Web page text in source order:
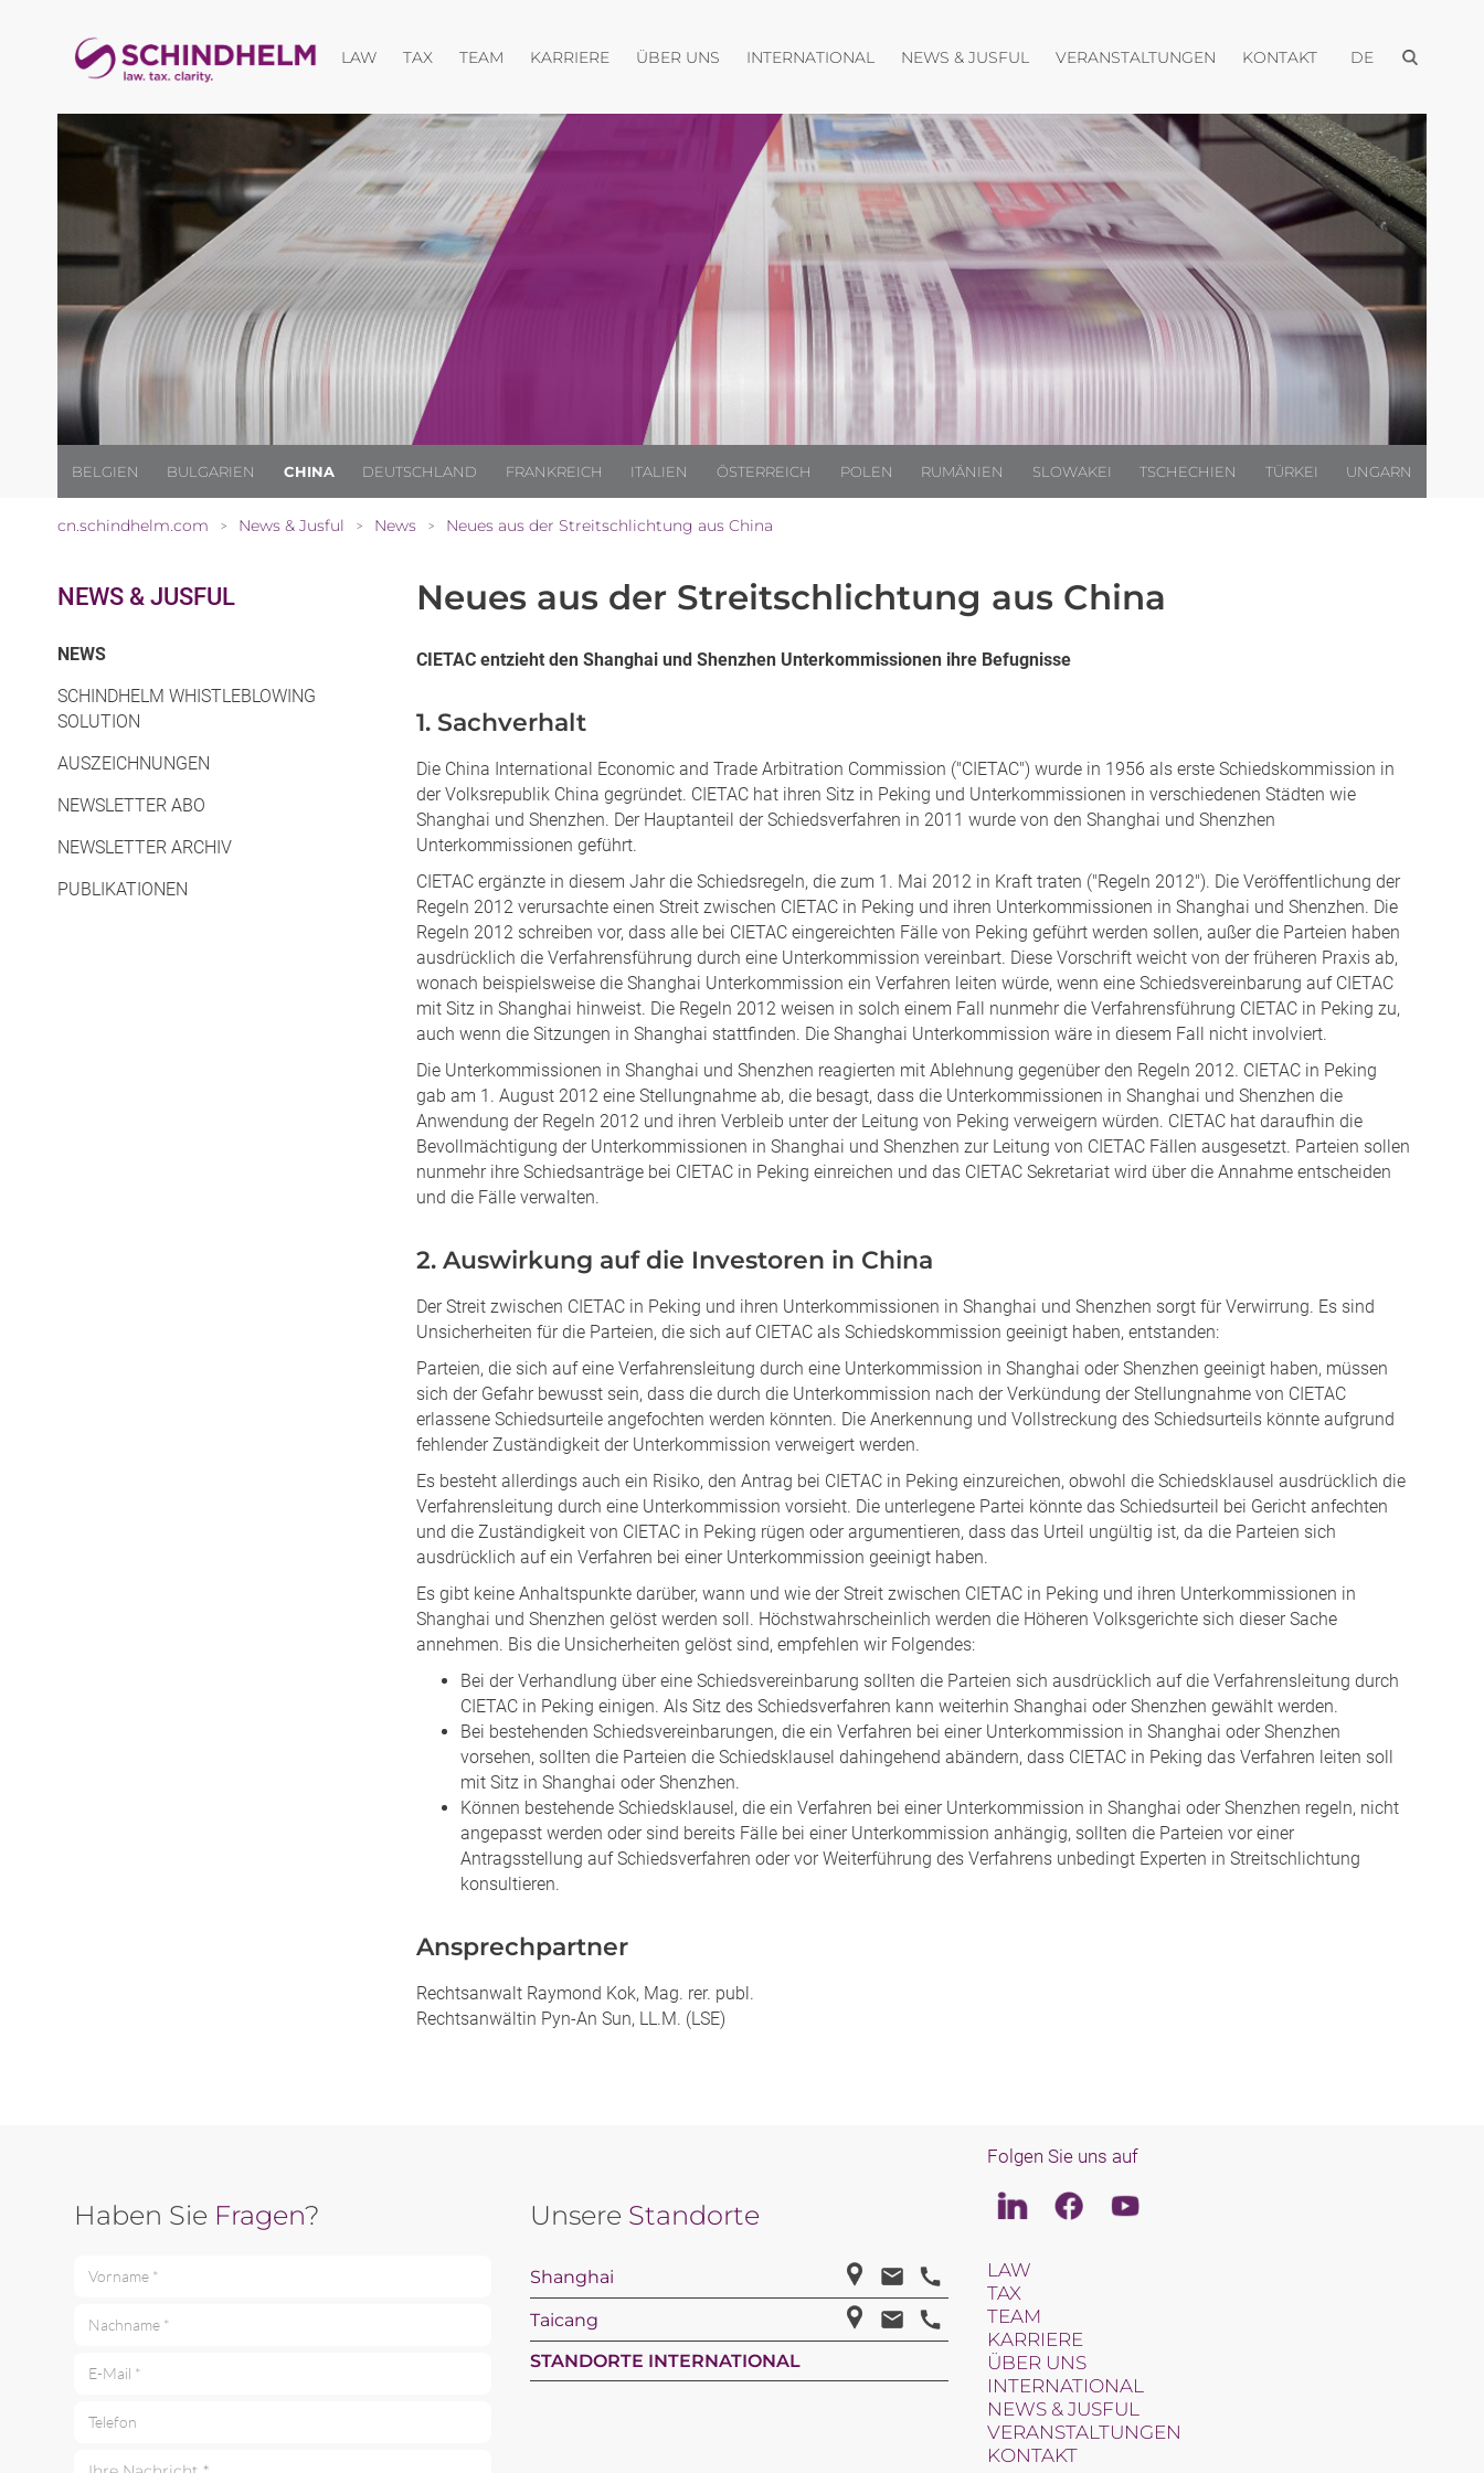
LAWMenü öffnen
TAX TEAM KARRIEREMenü öffnen
ÜBER UNS Menü öffnen
INTERNATIONAL Menü öffnen
NEWS & JUSFUL Menü öffnen
VERANSTALTUNGEN Menü öffnen
KONTAKTMenü öffnen
DE Menü öffnen
BELGIEN BULGARIEN CHINA DEUTSCHLAND FRANKREICH ITALIEN ÖSTERREICH POLEN RUMÄNIEN SLOWAKEI TSCHECHIEN TÜRKEI UNGARN
cn.schindhelm.com > News & Jusful > News > Neues aus der Streitschlichtung aus China
NEWS & JUSFUL
NEWS(CURRENT)
SCHINDHELM WHISTLEBLOWING
SOLUTION
AUSZEICHNUNGEN
NEWSLETTER ABO
NEWSLETTER ARCHIV
PUBLIKATIONEN
Neues aus der Streitschlichtung aus China
CIETAC entzieht den Shanghai und Shenzhen Unterkommissionen ihre Befugnisse
1. Sachverhalt
Die China International Economic and Trade Arbitration Commission ("CIETAC") wurde in 1956 als erste Schiedskommission in
der Volksrepublik China gegründet. CIETAC hat ihren Sitz in Peking und Unterkommissionen in verschiedenen Städten wie
Shanghai und Shenzhen. Der Hauptanteil der Schiedsverfahren in 2011 wurde von den Shanghai und Shenzhen
Unterkommissionen geführt.
CIETAC ergänzte in diesem Jahr die Schiedsregeln, die zum 1. Mai 2012 in Kraft traten ("Regeln 2012"). Die Veröffentlichung der
Regeln 2012 verursachte einen Streit zwischen CIETAC in Peking und ihren Unterkommissionen in Shanghai und Shenzhen. Die
Regeln 2012 schreiben vor, dass alle bei CIETAC eingereichten Fälle von Peking geführt werden sollen, außer die Parteien haben
ausdrücklich die Verfahrensführung durch eine Unterkommission vereinbart. Diese Vorschrift weicht von der früheren Praxis ab,
wonach beispielsweise die Shanghai Unterkommission ein Verfahren leiten würde, wenn eine Schiedsvereinbarung auf CIETAC
mit Sitz in Shanghai hinweist. Die Regeln 2012 weisen in solch einem Fall nunmehr die Verfahrensführung CIETAC in Peking zu,
auch wenn die Sitzungen in Shanghai stattfinden. Die Shanghai Unterkommission wäre in diesem Fall nicht involviert.
Die Unterkommissionen in Shanghai und Shenzhen reagierten mit Ablehnung gegenüber den Regeln 2012. CIETAC in Peking
gab am 1. August 2012 eine Stellungnahme ab, die besagt, dass die Unterkommissionen in Shanghai und Shenzhen die
Anwendung der Regeln 2012 und ihren Verbleib unter der Leitung von Peking verweigern würden. CIETAC hat daraufhin die
Bevollmächtigung der Unterkommissionen in Shanghai und Shenzhen zur Leitung von CIETAC Fällen ausgesetzt. Parteien sollen
nunmehr ihre Schiedsanträge bei CIETAC in Peking einreichen und das CIETAC Sekretariat wird über die Annahme entscheiden
und die Fälle verwalten.
2. Auswirkung auf die Investoren in China
Der Streit zwischen CIETAC in Peking und ihren Unterkommissionen in Shanghai und Shenzhen sorgt für Verwirrung. Es sind
Unsicherheiten für die Parteien, die sich auf CIETAC als Schiedskommission geeinigt haben, entstanden:
Parteien, die sich auf eine Verfahrensleitung durch eine Unterkommission in Shanghai oder Shenzhen geeinigt haben, müssen
sich der Gefahr bewusst sein, dass die durch die Unterkommission nach der Verkündung der Stellungnahme von CIETAC
erlassene Schiedsurteile angefochten werden könnten. Die Anerkennung und Vollstreckung des Schiedsurteils könnte aufgrund
fehlender Zuständigkeit der Unterkommission verweigert werden.
Es besteht allerdings auch ein Risiko, den Antrag bei CIETAC in Peking einzureichen, obwohl die Schiedsklausel ausdrücklich die
Verfahrensleitung durch eine Unterkommission vorsieht. Die unterlegene Partei könnte das Schiedsurteil bei Gericht anfechten
und die Zuständigkeit von CIETAC in Peking rügen oder argumentieren, dass das Urteil ungültig ist, da die Parteien sich
ausdrücklich auf ein Verfahren bei einer Unterkommission geeinigt haben.
Es gibt keine Anhaltspunkte darüber, wann und wie der Streit zwischen CIETAC in Peking und ihren Unterkommissionen in
Shanghai und Shenzhen gelöst werden soll. Höchstwahrscheinlich werden die Höheren Volksgerichte sich dieser Sache
annehmen. Bis die Unsicherheiten gelöst sind, empfehlen wir Folgendes:
Bei der Verhandlung über eine Schiedsvereinbarung sollten die Parteien sich ausdrücklich auf die Verfahrensleitung durch
CIETAC in Peking einigen. Als Sitz des Schiedsverfahren kann weiterhin Shanghai oder Shenzhen gewählt werden.
Bei bestehenden Schiedsvereinbarungen, die ein Verfahren bei einer Unterkommission in Shanghai oder Shenzhen
vorsehen, sollten die Parteien die Schiedsklausel dahingehend abändern, dass CIETAC in Peking das Verfahren leiten soll
mit Sitz in Shanghai oder Shenzhen.
Können bestehende Schiedsklausel, die ein Verfahren bei einer Unterkommission in Shanghai oder Shenzhen regeln, nicht
angepasst werden oder sind bereits Fälle bei einer Unterkommission anhängig, sollten die Parteien vor einer
Antragsstellung auf Schiedsverfahren oder vor Weiterführung des Verfahrens unbedingt Experten in Streitschlichtung
konsultieren.
Ansprechpartner
Rechtsanwalt Raymond Kok, Mag. rer. publ.
Rechtsanwältin Pyn-An Sun, LL.M. (LSE)
Haben Sie Fragen?
Vorname *
Nachname *
E-Mail *
Telefon
Unsere Standorte
Shanghai
Taicang
STANDORTE INTERNATIONAL
Folgen Sie uns auf
LinkedinFacebookYoutube
LAW
TAX
TEAM
KARRIERE
ÜBER UNS
INTERNATIONAL
NEWS & JUSFUL
VERANSTALTUNGEN
KONTAKT